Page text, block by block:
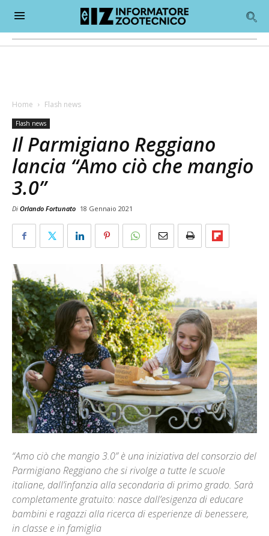
Home Flash news
Flash news
Il Parmigiano Reggiano
lancia “Amo ciò che mangio
3.0”
Di Orlando Fortunato 18 Gennaio 2021
“Amo ciò che mangio 3.0” è una iniziativa del consorzio del
Parmigiano Reggiano che si rivolge a tutte le scuole
italiane, dall’infanzia alla secondaria di primo grado. Sarà
completamente gratuito: nasce dall’esigenza di educare
bambini e ragazzi alla ricerca di esperienze di benessere,
in classe e in famiglia